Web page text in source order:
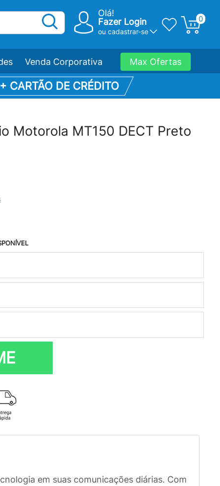
Olá!
Fazer Login
ou cadastrar-se
0
Venda Corporativa Max Ofertas
CARTÃO DE CRÉDITO
Motorola MT150 DECT Preto
em suas comunicações diárias. Com